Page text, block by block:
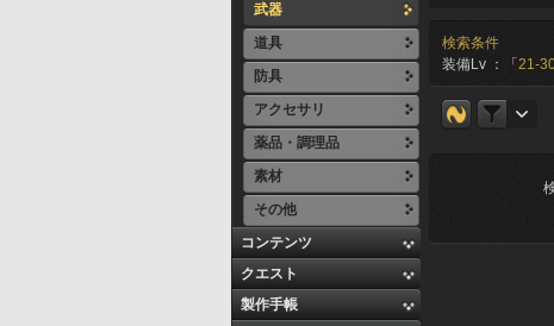
武器
道具
防具
アクセサリ
薬品・調理品
素材
その他
コンテンツ
クエスト
製作手帳
検索条件
装備Lv ：「 21-